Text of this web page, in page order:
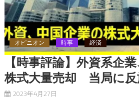
オピニオン 時事 経済
【時事評論】外資系企
株式大量売却 当局に
2023年4月27日